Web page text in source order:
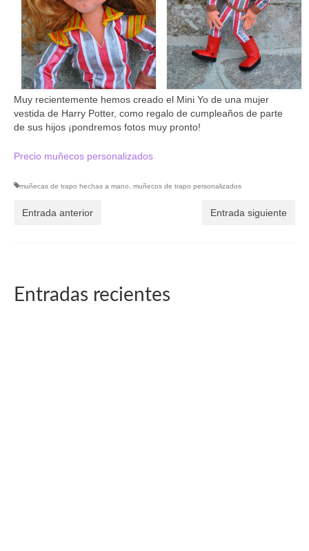
Muy recientemente hemos creado el Mini Yo de una mujer
vestida de Harry Potter, como regalo de cumpleaños de parte
de sus hijos ¡pondremos fotos muy pronto!
Precio muñecos personalizados
muñecas de trapo hechas a mano muñecos de trapo personalizados
Entrada anterior Entrada siguiente
Entradas recientes